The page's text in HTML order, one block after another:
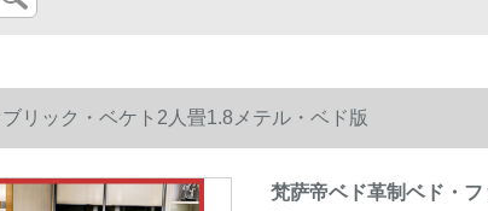
リック・ベケト2人畳1.8メテル・ベド版
梵萨帝ベド革制ベド・